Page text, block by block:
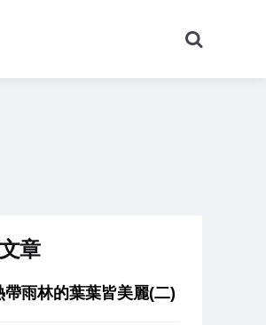
尋
章
帶雨林的葉葉皆美麗(二)